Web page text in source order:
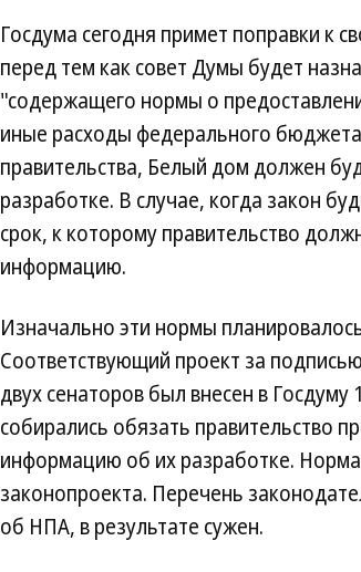
Госдума сегодня примет поправки к
перед тем как совет Думы будет
"содержащего нормы о
иные расходы федерального
правительства, Белый дом должен
разработке. В случае, когда закон
срок, к которому правительство
информацию.
Изначально эти нормы
Соответствующий проект за
двух сенаторов был внесен в
собирались обязать правительство
информацию об их разработке.
законопроекта. Перечень
об НПА, в результате сужен.